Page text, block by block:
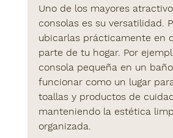
Uno de los mayores
consolas es su versatilidad.
ubicarlas prácticamente en
parte de tu hogar. Por
consola pequeña en un
funcionar como un lugar
toallas y productos de
manteniendo la estética
organizada.